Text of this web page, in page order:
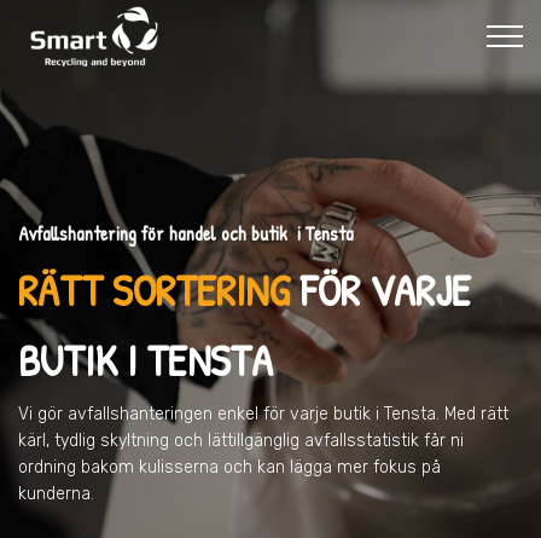
Avfallshantering för handel och butik i Tensta
RÄTT SORTERINGFÖR VARJE
BUTIK I TENSTA
Vi gör avfallshanteringen enkel för varje butik i Tensta. Med rätt
kärl, tydlig skyltning och lättillgänglig avfallsstatistik får ni
ordning bakom kulisserna och kan lägga mer fokus på
kunderna.